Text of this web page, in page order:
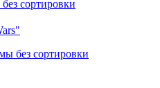
сортировки
без сортировки